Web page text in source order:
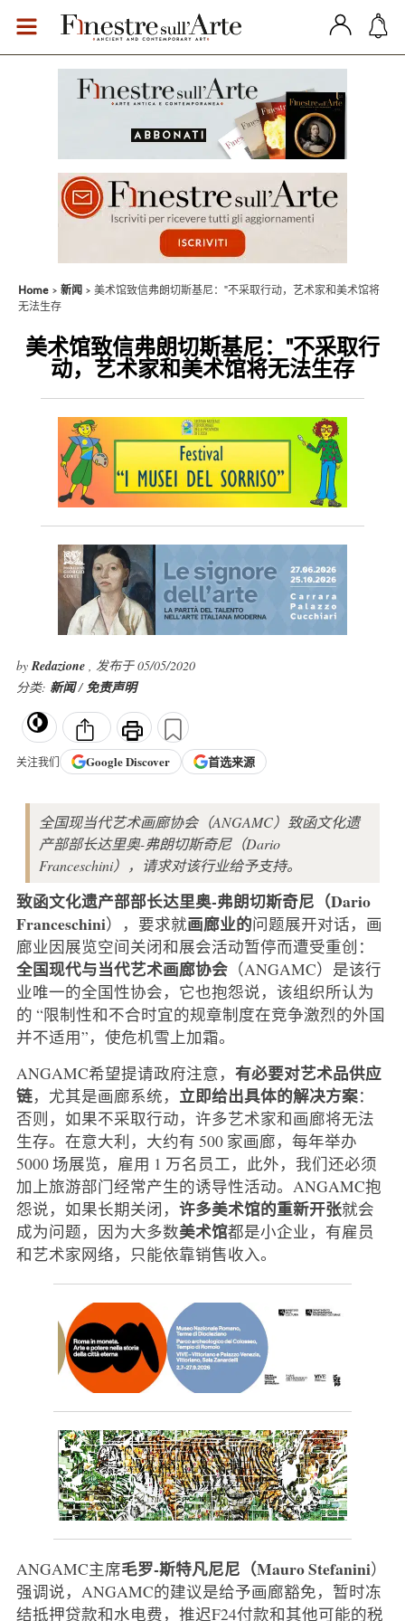
Home 新闻
美术馆致信弗朗切斯基尼："不采取行动，艺术家和美术馆将
无法生存
美术馆致信弗朗切斯基尼："不采取行
动，艺术家和美术馆将无法生存
byRedazione , 发布于 05/05/2020
分类: 新闻/免责声明
关注我们 GoogleDiscover 首选来源
全国现当代艺术画廊协会（ANGAMC）致函文化遗
产部部长达里奥-弗朗切斯奇尼（Dario
Franceschini），请求对该行业给予支持。
致函文化遗产部部长达里奥-弗朗切斯奇尼（Dario
Franceschini），要求就画廊业的问题展开对话，画
廊业因展览空间关闭和展会活动暂停而遭受重创：
全国现代与当代艺术画廊协会（ANGAMC）是该行
业唯一的全国性协会，它也抱怨说，该组织所认为
的 “限制性和不合时宜的规章制度在竞争激烈的外国
并不适用”，使危机雪上加霜。
ANGAMC希望提请政府注意， 有必要对艺术品供应
链，尤其是画廊系统， 立即给出具体的解决方案：
否则，如果不采取行动，许多艺术家和画廊将无法
生存。在意大利，大约有 500 家画廊，每年举办
5000 场展览，雇用 1 万名员工，此外，我们还必须
加上旅游部门经常产生的诱导性活动。ANGAMC抱
怨说，如果长期关闭， 许多美术馆的重新开张就会
成为问题，因为大多数美术馆都是小企业，有雇员
和艺术家网络，只能依靠销售收入。
ANGAMC主席毛罗-斯特凡尼尼（Mauro Stefanini）
强调说，ANGAMC的建议是给予画廊豁免，暂时冻
结抵押贷款和水电费，推迟F24付款和其他可能的税